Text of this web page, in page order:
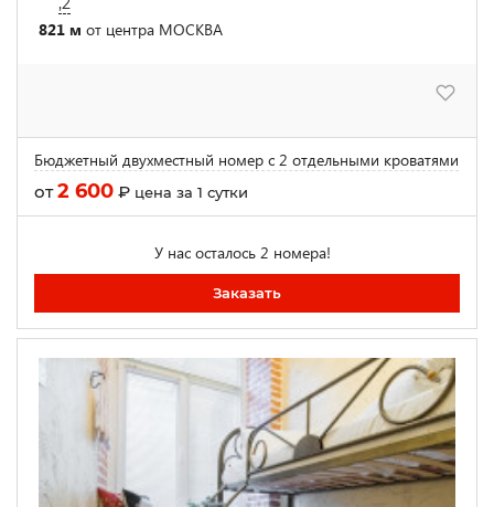
821 м от центра МОСКВА
Бюджетный двухместный номер с 2 отдельными кроватями
от2 600 ₽ цена за 1 сутки
У нас осталось 2 номера!
Заказать